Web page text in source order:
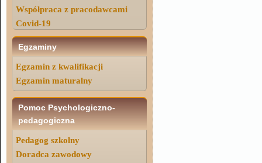
Współpraca z pracodawcami
Covid-19
Egzaminy
Egzamin z kwalifikacji
Egzamin maturalny
Pomoc Psychologiczno-
pedagogiczna
Pedagog szkolny
Doradca zawodowy